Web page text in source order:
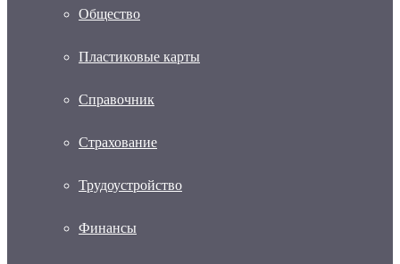
Общество
Пластиковые карты
Справочник
Страхование
Трудоустройство
Финансы